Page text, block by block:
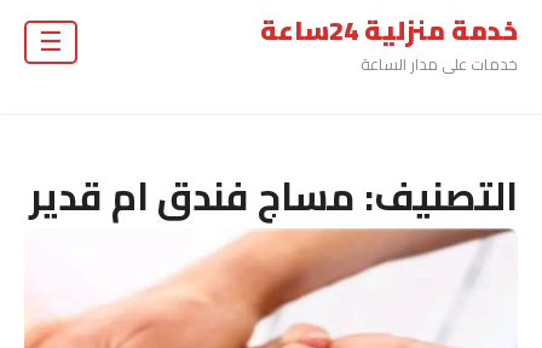
خدمة منزلية 24ساعة
خدمات على مدار الساعة
☰
التصنيف:مساج فندق ام قدير